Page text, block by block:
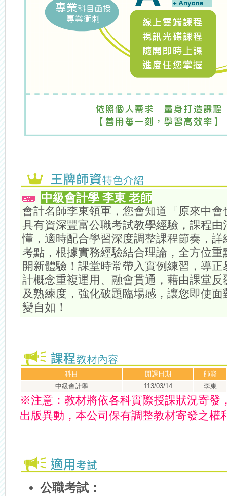
中級會計學 李東 老師
會計名師李東領軍，您會知道『原來中
具有資深豐富公職考試教學經驗，課程
懂，適時配合學習深度調整課程節奏，
考點，根據實務經驗結合理論，全方位
開新體驗！課堂時常帶入實例練習，導
計概念重複運用、融會貫通，藉由課堂
及熟練度，強化破題臨場感，讓您即使
變自如！
科目 開課日期
師資
中級會計學
113/03/14 李東
※注意： 教材將依各科實際授課狀況寄發
出版異動，本公司保有調整教材寄發之權
公職考試：